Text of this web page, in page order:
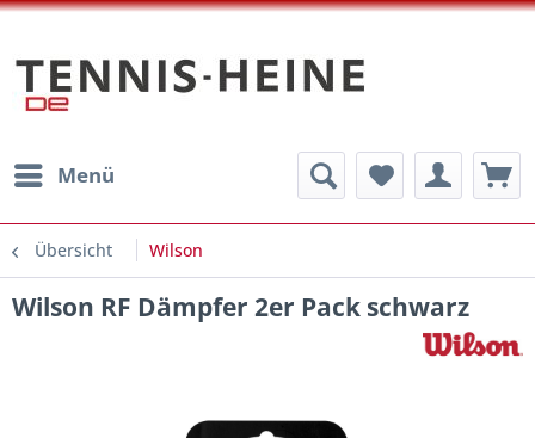
Menü
Übersicht Wilson
Wilson RF Dämpfer 2er Pack schwarz